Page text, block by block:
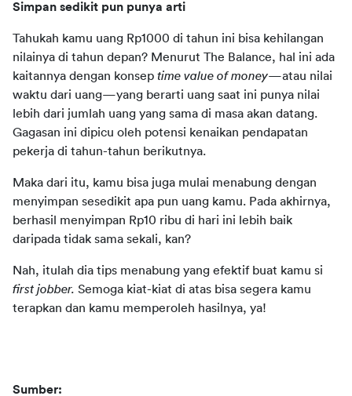
Simpan sedikit pun punya arti
Tahukah kamu uang Rp1000 di tahun ini bisa kehilangan
nilainya di tahun depan? Menurut The Balance, hal ini ada
kaitannya dengan konsep time value of money—atau nilai
waktu dari uang—yang berarti uang saat ini punya nilai
lebih dari jumlah uang yang sama di masa akan datang.
Gagasan ini dipicu oleh potensi kenaikan pendapatan
pekerja di tahun-tahun berikutnya.
Maka dari itu, kamu bisa juga mulai menabung dengan
menyimpan sesedikit apa pun uang kamu. Pada akhirnya,
berhasil menyimpan Rp10 ribu di hari ini lebih baik
daripada tidak sama sekali, kan?
first jobber. Semoga kiat-kiat di atas bisa segera kamu
terapkan dan kamu memperoleh hasilnya, ya!
Sumber: